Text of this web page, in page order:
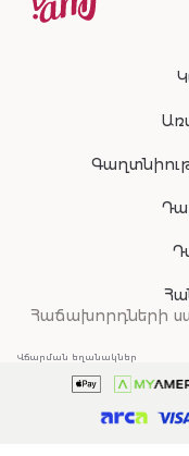
Հաճախորդների
Վճարման եղանակներ